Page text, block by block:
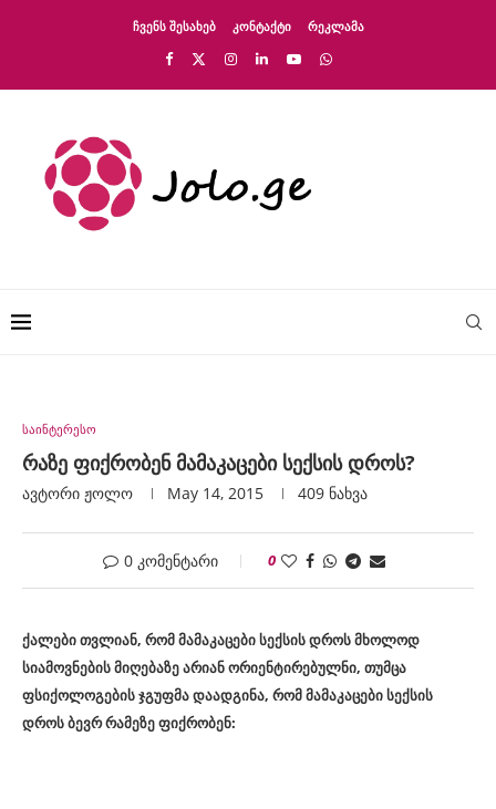
ᲩᲕᲔᲜᲡ ᲨᲔᲡᲐᲮᲔᲑ ᲙᲝᲜᲢᲐᲥᲢᲘ ᲠᲔᲙᲚᲐᲛᲐ
საინტერესო
რაზე ფიქრობენ მამაკაცები სექსის დროს?
ავტორი Ჟოლო May 14, 2015 409 ნახვა
0 კომენტარი 0
ქალები თვლიან, რომ მამაკაცები სექსის დროს მხოლოდ
სიამოვნების მიღებაზე არიან ორიენტირებულნი, თუმცა
ფსიქოლოგების ჯგუფმა დაადგინა, რომ მამაკაცები სექსის
დროს ბევრ რამეზე ფიქრობენ: